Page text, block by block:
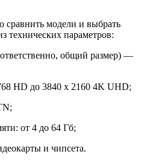
модели и выбрать
технических параметров:
общий размер) —
HD до 3840 x 2160 4K UHD;
от 4 до 64 Гб;
и чипсета.